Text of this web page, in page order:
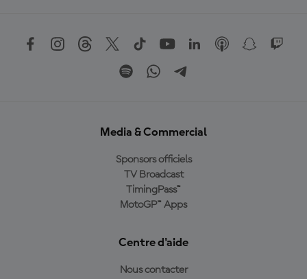
Media & Commercial
Sponsors officiels
TV Broadcast
TimingPass™
MotoGP™ Apps
Centre d'aide
Nous contacter